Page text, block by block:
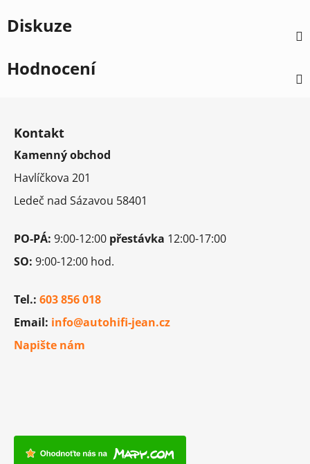
Diskuze
Hodnocení
Kontakt
Kamenný obchod
Havlíčkova 201
Ledeč nad Sázavou 58401
PO-PÁ: 9:00-12:00 přestávka 12:00-17:00
SO: 9:00-12:00 hod.
Tel.: 603 856 018
Email: info@autohifi-jean.cz
Napište nám